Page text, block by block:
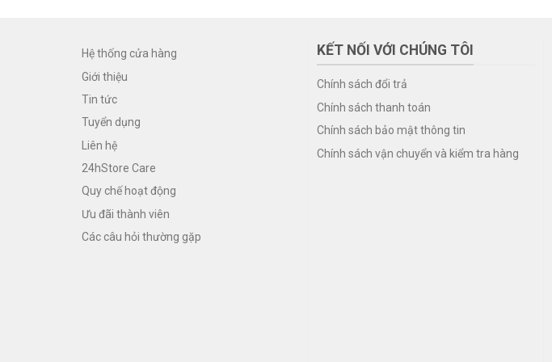
Hệ thống cửa hàng
Giới thiệu
Tin tức
Tuyển dụng
Liên hệ
24hStore Care
Quy chế hoạt động
Ưu đãi thành viên
Các câu hỏi thường gặp
KẾT NỐI VỚI CHÚNG TÔI
Chính sách đổi trả
Chính sách thanh toán
Chính sách bảo mật thông tin
Chính sách vận chuyển và kiểm tra hàng